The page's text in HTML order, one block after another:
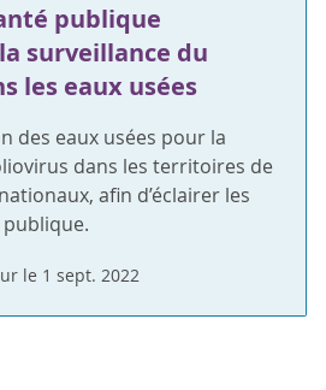
publique
surveillance du
les eaux usées
des eaux usées pour la
dans les territoires de
afin d’éclairer les
le 1 sept. 2022